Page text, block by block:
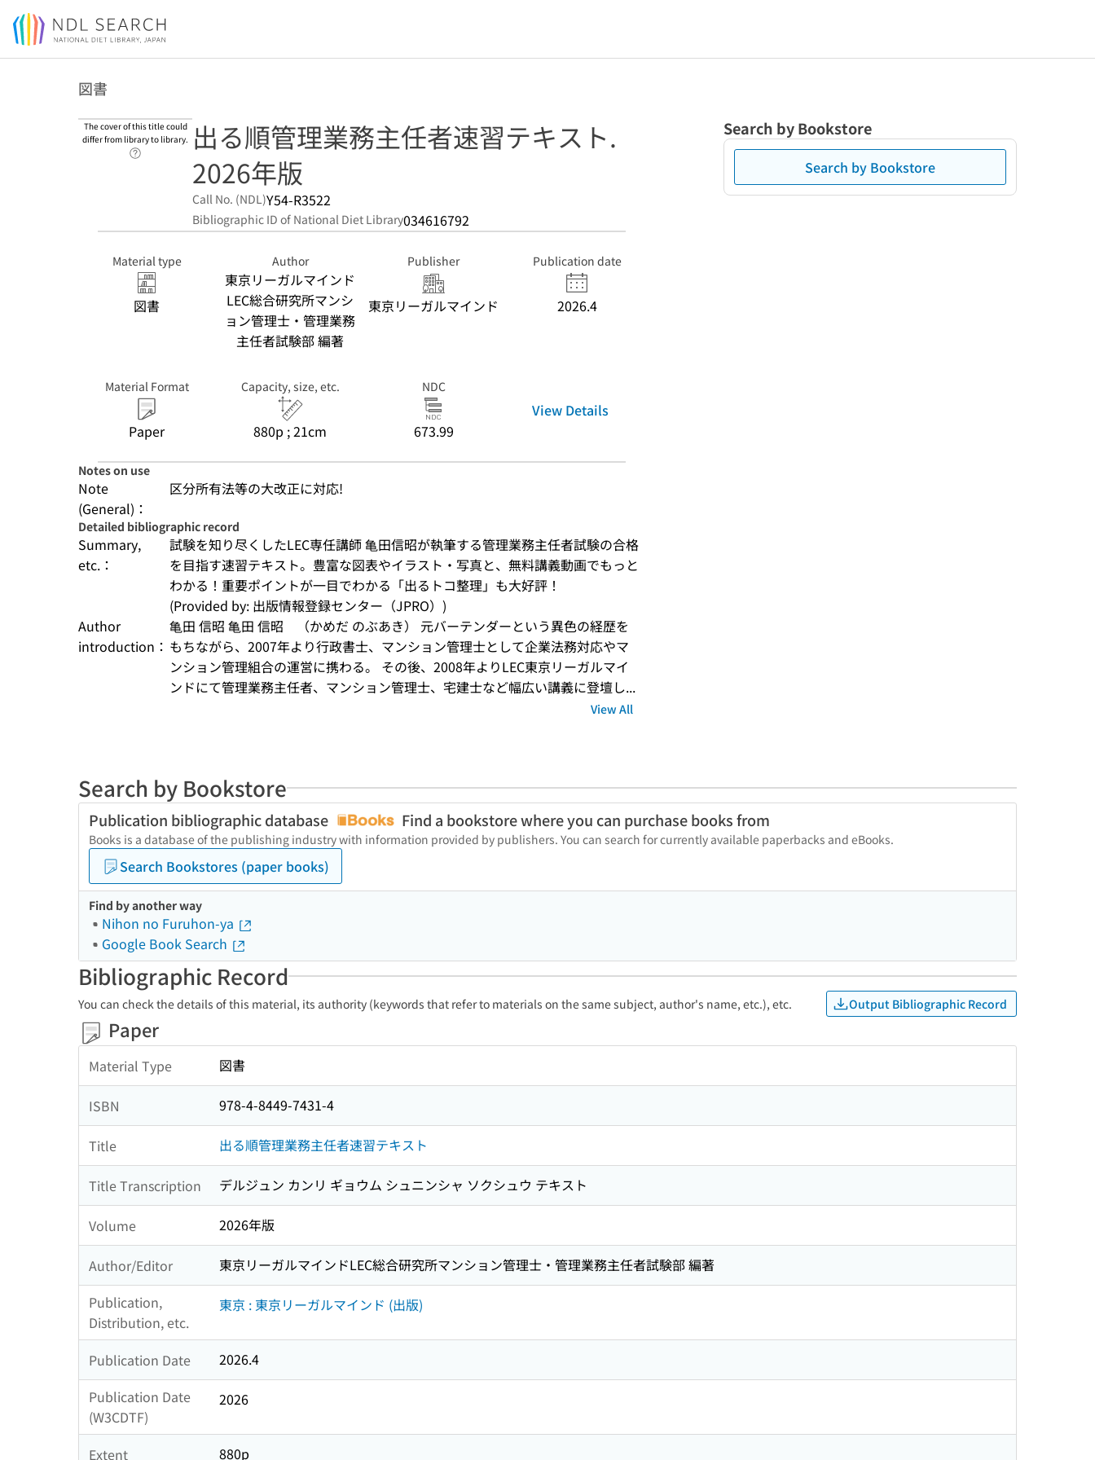
Jump to main content
図書
The cover of this title could
differ from library to library.
Link to Help Page
出る順管理業務主任者速習テキスト.
2026年版
Call No. (NDL)Y54-R3522
Bibliographic ID of National Diet Library034616792
Material type
図書
Author
東京リーガルマインド
LEC総合研究所マンシ
ョン管理士・管理業務
主任者試験部 編著
Publisher
東京リーガルマインド
Publication date
2026.4
Material Format
Paper
Capacity, size, etc.
880p ; 21cm
NDC
673.99
View Details
Notes on use
Note
(General)：
区分所有法等の大改正に対応!
Detailed bibliographic record
Summary,
etc.：
試験を知り尽くしたLEC専任講師 亀田信昭が執筆する管理業務主任者試験の合格
を目指す速習テキスト。豊富な図表やイラスト・写真と、無料講義動画でもっと
わかる！重要ポイントが一目でわかる「出るトコ整理」も大好評！
(Provided by: 出版情報登録センター（JPRO）)
Author
introduction：
亀田 信昭 亀田 信昭　（かめだ のぶあき） 元バーテンダーという異色の経歴を
もちながら、2007年より行政書士、マンション管理士として企業法務対応やマ
ンション管理組合の運営に携わる。 その後、2008年よりLEC東京リーガルマイ
ンドにて管理業務主任者、マンション管理士、宅建士など幅広い講義に登壇し...
View All
Search by Bookstore
Search by Bookstore
Search by Bookstore
Publication bibliographic database Find a bookstore where you can purchase books from
Books is a database of the publishing industry with information provided by publishers. You can search for currently available paperbacks and eBooks.
Search Bookstores (paper books)
Find by another way
Nihon no Furuhon-ya
Google Book Search
Bibliographic Record
You can check the details of this material, its authority (keywords that refer to materials on the same subject, author's name, etc.), etc. Output Bibliographic Record
Paper
Material Type 図書
ISBN 978-4-8449-7431-4
Title 出る順管理業務主任者速習テキスト
Title Transcription デルジュン カンリ ギョウム シュニンシャ ソクシュウ テキスト
Volume 2026年版
Author/Editor
東京リーガルマインドLEC総合研究所マンション管理士・管理業務主任者試験部 編著
Publication,
Distribution, etc.
東京 : 東京リーガルマインド (出版)
Publication Date
2026.4
Publication Date
(W3CDTF)
2026
Extent 880p